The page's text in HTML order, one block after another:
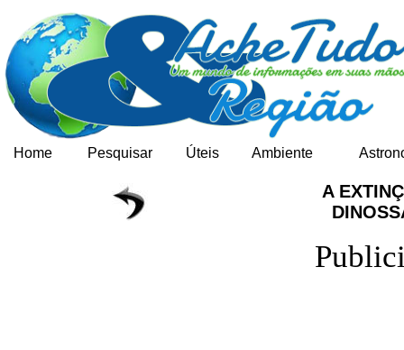
Home Pesquisar Úteis Ambiente
A